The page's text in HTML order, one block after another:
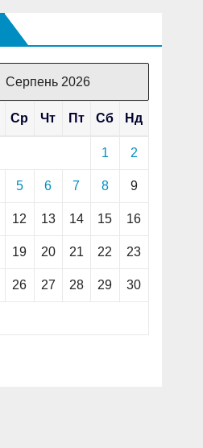
Серпень 2026
Ср Чт Пт Сб Нд
1 2
5 6 7 8 9
12 13 14 15 16
19 20 21 22 23
26 27 28 29 30